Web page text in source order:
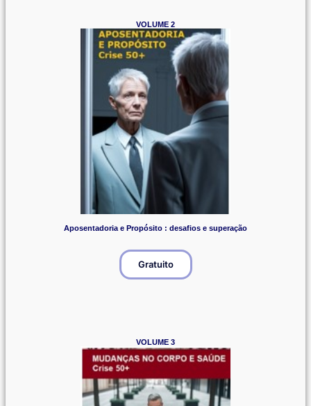
VOLUME 2
Aposentadoria e Propósito : desafios e superação
Gratuito
VOLUME 3